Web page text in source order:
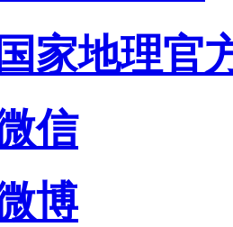
家地理官
信
博